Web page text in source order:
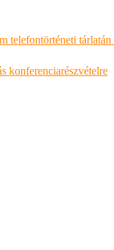
tárlatán
konferenciarészvételre